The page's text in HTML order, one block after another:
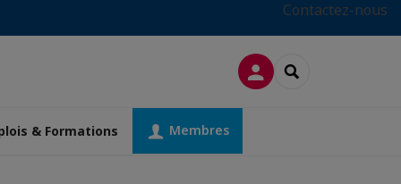
Contactez-nous
CONNEXIONRECHERCHER
& Formations Membres